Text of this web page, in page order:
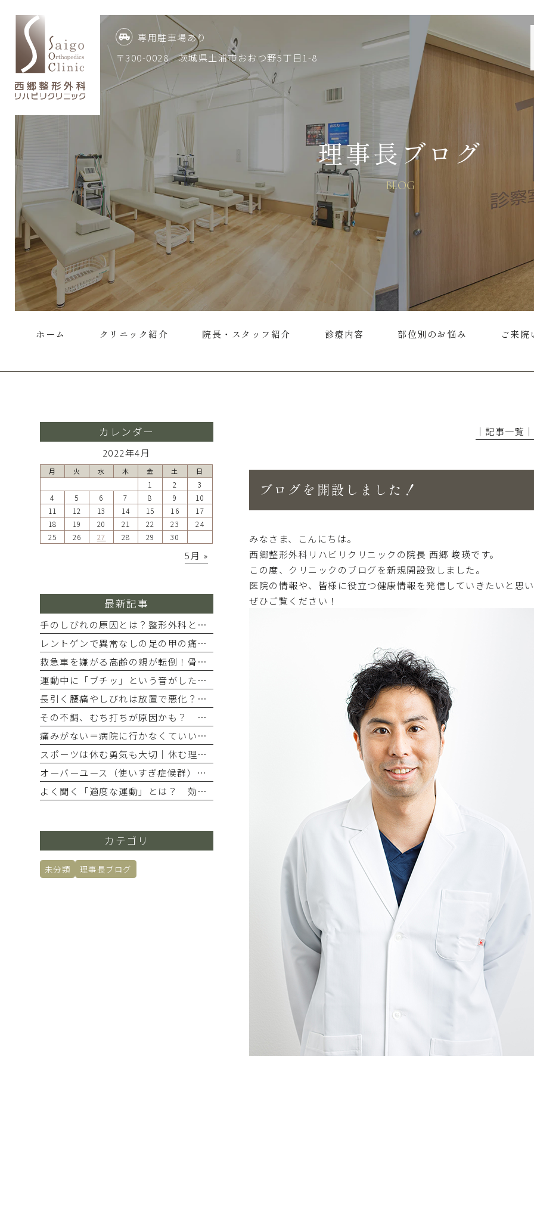
専用駐車場あり
〒300-0028 茨城県土浦市おおつ野5丁目1-8
理事長ブログ
BLOG
ホーム クリニック紹介 院長・スタッフ紹介 診療内容 部位別のお悩み ご来院
│記事一覧│
ブログを開設しました！
みなさま、こんにちは。
西郷整形外科リハビリクリニックの院長 西郷 峻瑛です。
この度、クリニックのブログを新規開設致しました。
医院の情報や、皆様に役立つ健康情報を発信していきたいと思
ぜひご覧ください！
カレンダー
2022年4月
月 火 水 木 金 土 日
1 2
3
4
5 6 7 8 9
10
11
12 13 14 15 16
17
18
19 20 21 22 23
24
25
26 27 28 29 30
5月 »
最新記事
手のしびれの原因とは？整形外科と脳神経外科のどちらを受診すべきか
レントゲンで異常なしの足の甲の痛み…疲労骨折を見逃さない受診目安
救急車を嫌がる高齢の親が転倒！骨折のサインと寝たきり防ぐ対応法
運動中に「ブチッ」という音がした…それは肉離れ？靭帯断裂？すぐ病院に行くべき判断基準
長引く腰痛やしびれは放置で悪化？受診すべき危険サインと治療法
その不調、むち打ちが原因かも？ 交通事故後の見逃しやすい症状と受診の目安
痛みがない＝病院に行かなくていい？ 交通事故後、病院に行かないとどうなる？
スポーツは休む勇気も大切｜休む理由とパフォーマンス向上の効果
オーバーユース（使いすぎ症候群）と筋肉痛の違い｜放置のリスクとは
よく聞く「適度な運動」とは？ 効果や目安、毎日どのくらい行うといいの？
カテゴリ
未分類 理事長ブログ